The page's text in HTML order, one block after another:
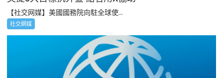
【社交网媒】美國國務院向駐全球使...
社交網媒